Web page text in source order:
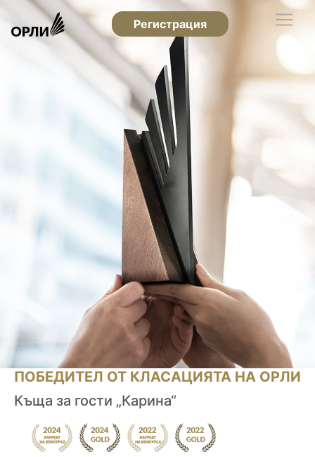
Регистрация
ПОБЕДИТЕЛ ОТ КЛАСАЦИЯТА НА ОРЛИ
Къща за гости „Карина“